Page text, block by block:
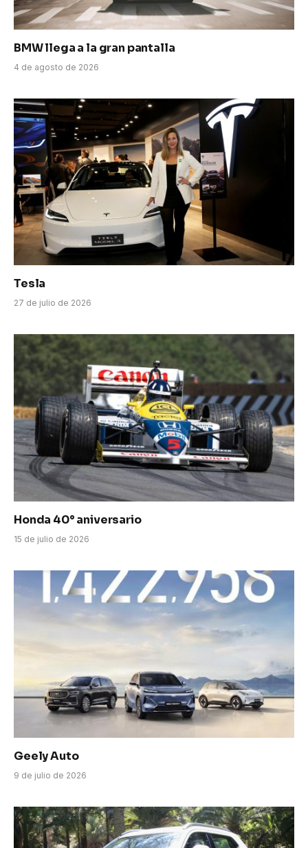
BMW llega a la gran pantalla
4 de agosto de 2026
Tesla
27 de julio de 2026
Honda 40° aniversario
15 de julio de 2026
Geely Auto
9 de julio de 2026